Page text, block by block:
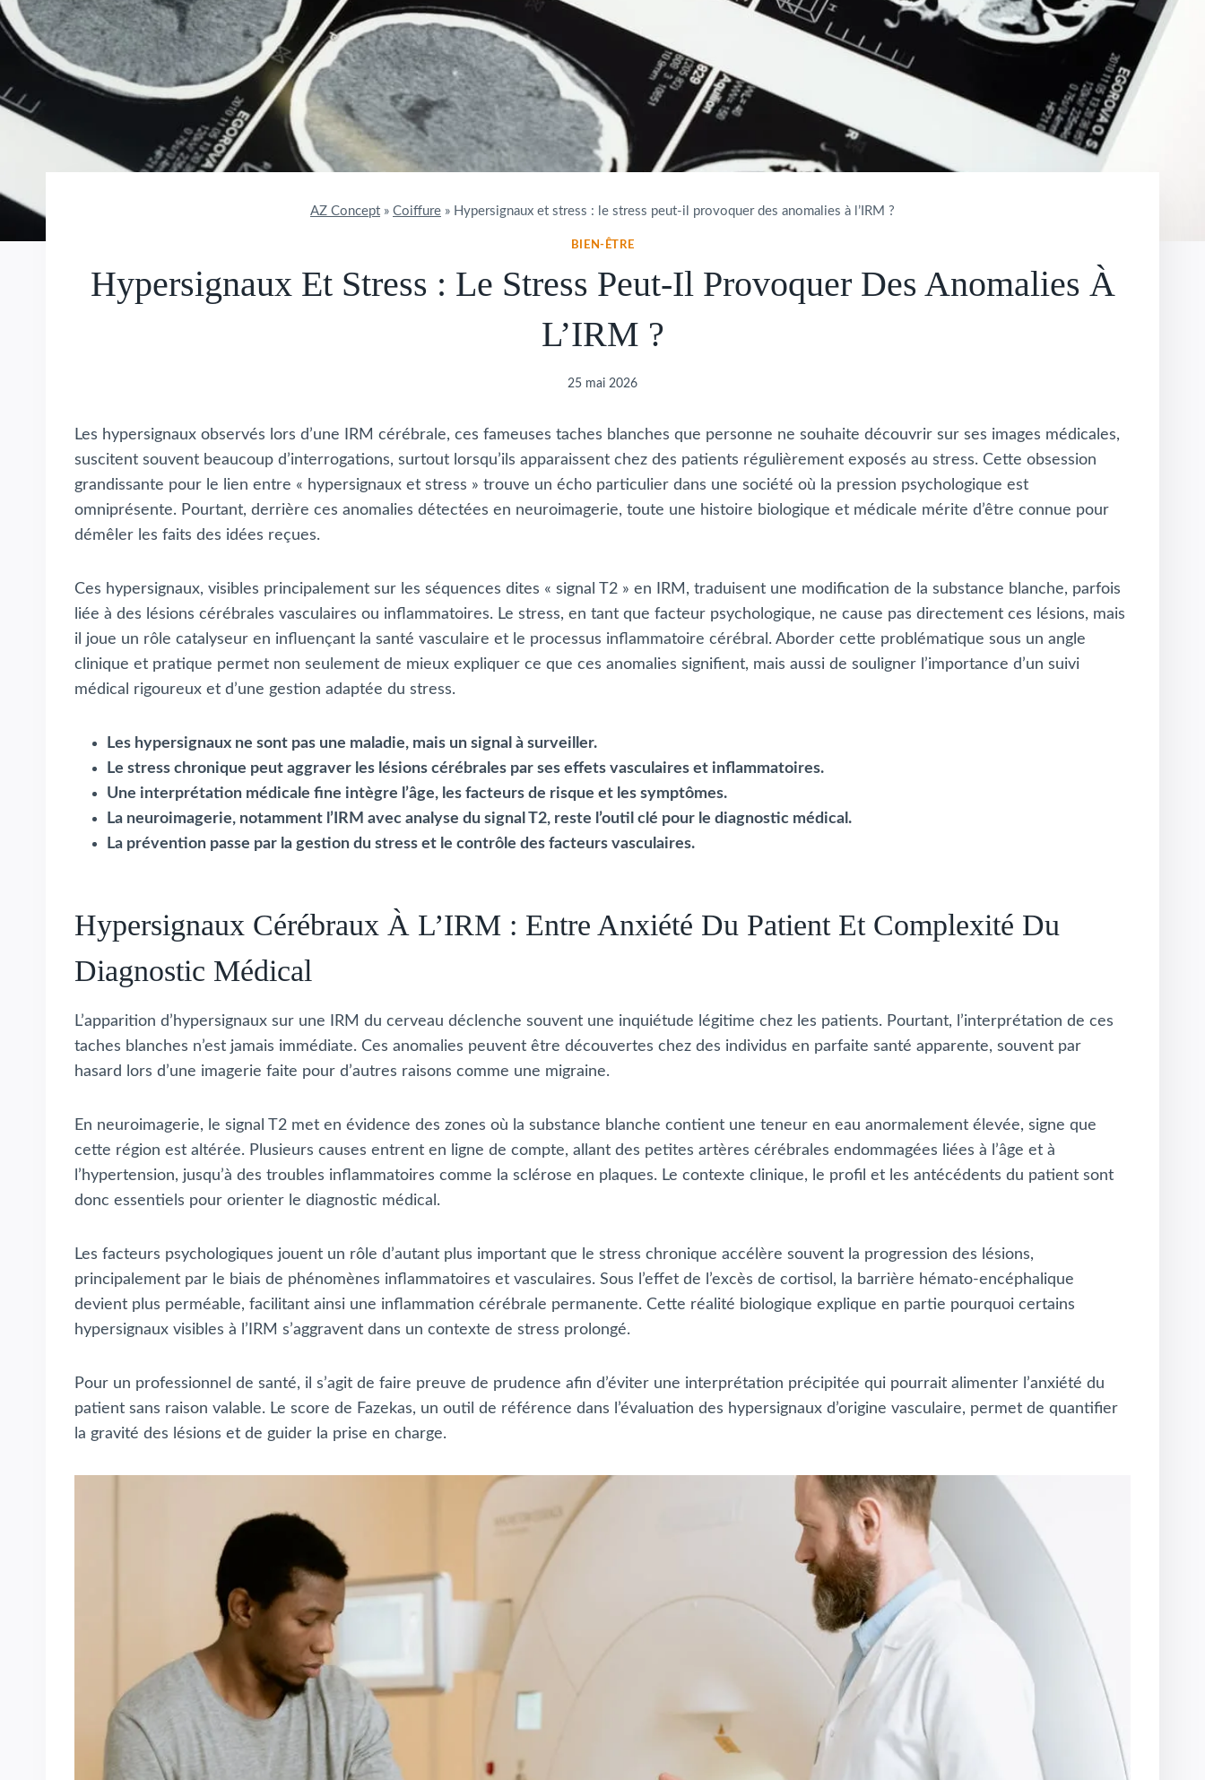
AZ Concept » Coiffure » Hypersignaux et stress : le stress peut-il provoquer des anomalies à l’IRM ?
BIEN-ÊTRE
Hypersignaux Et Stress : Le Stress Peut-Il Provoquer Des Anomalies À
L’IRM ?
25 mai 2026
Les hypersignaux observés lors d’une IRM cérébrale, ces fameuses taches blanches que personne ne souhaite découvrir sur ses images médicales,
suscitent souvent beaucoup d’interrogations, surtout lorsqu’ils apparaissent chez des patients régulièrement exposés au stress. Cette obsession
grandissante pour le lien entre « hypersignaux et stress » trouve un écho particulier dans une société où la pression psychologique est
omniprésente. Pourtant, derrière ces anomalies détectées en neuroimagerie, toute une histoire biologique et médicale mérite d’être connue pour
démêler les faits des idées reçues.
Ces hypersignaux, visibles principalement sur les séquences dites « signal T2 » en IRM, traduisent une modification de la substance blanche, parfois
liée à des lésions cérébrales vasculaires ou inflammatoires. Le stress, en tant que facteur psychologique, ne cause pas directement ces lésions, mais
il joue un rôle catalyseur en influençant la santé vasculaire et le processus inflammatoire cérébral. Aborder cette problématique sous un angle
clinique et pratique permet non seulement de mieux expliquer ce que ces anomalies signifient, mais aussi de souligner l’importance d’un suivi
médical rigoureux et d’une gestion adaptée du stress.
Les hypersignaux ne sont pas une maladie, mais un signal à surveiller.
Le stress chronique peut aggraver les lésions cérébrales par ses effets vasculaires et inflammatoires.
Une interprétation médicale fine intègre l’âge, les facteurs de risque et les symptômes.
La neuroimagerie, notamment l’IRM avec analyse du signal T2, reste l’outil clé pour le diagnostic médical.
La prévention passe par la gestion du stress et le contrôle des facteurs vasculaires.
Hypersignaux Cérébraux À L’IRM : Entre Anxiété Du Patient Et Complexité Du
Diagnostic Médical
L’apparition d’hypersignaux sur une IRM du cerveau déclenche souvent une inquiétude légitime chez les patients. Pourtant, l’interprétation de ces
taches blanches n’est jamais immédiate. Ces anomalies peuvent être découvertes chez des individus en parfaite santé apparente, souvent par
hasard lors d’une imagerie faite pour d’autres raisons comme une migraine.
En neuroimagerie, le signal T2 met en évidence des zones où la substance blanche contient une teneur en eau anormalement élevée, signe que
cette région est altérée. Plusieurs causes entrent en ligne de compte, allant des petites artères cérébrales endommagées liées à l’âge et à
l’hypertension, jusqu’à des troubles inflammatoires comme la sclérose en plaques. Le contexte clinique, le profil et les antécédents du patient sont
donc essentiels pour orienter le diagnostic médical.
Les facteurs psychologiques jouent un rôle d’autant plus important que le stress chronique accélère souvent la progression des lésions,
principalement par le biais de phénomènes inflammatoires et vasculaires. Sous l’effet de l’excès de cortisol, la barrière hémato-encéphalique
devient plus perméable, facilitant ainsi une inflammation cérébrale permanente. Cette réalité biologique explique en partie pourquoi certains
hypersignaux visibles à l’IRM s’aggravent dans un contexte de stress prolongé.
Pour un professionnel de santé, il s’agit de faire preuve de prudence afin d’éviter une interprétation précipitée qui pourrait alimenter l’anxiété du
patient sans raison valable. Le score de Fazekas, un outil de référence dans l’évaluation des hypersignaux d’origine vasculaire, permet de quantifier
la gravité des lésions et de guider la prise en charge.